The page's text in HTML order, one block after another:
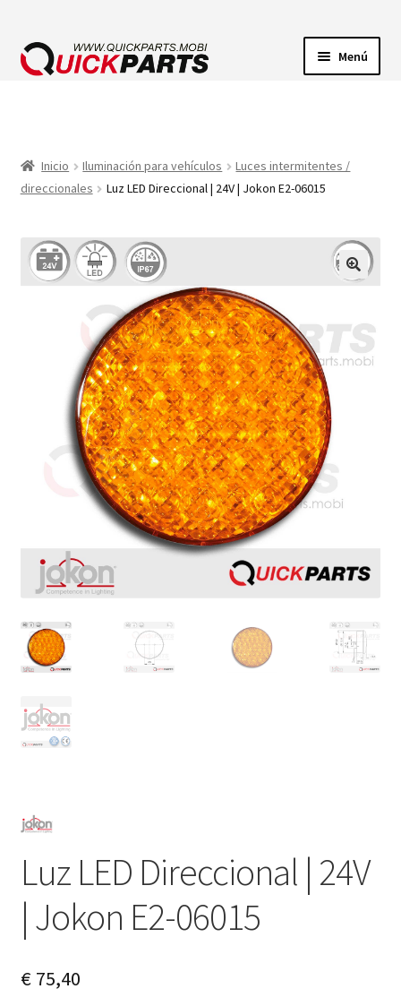
Menú
BOMBAS
CLAXONES
Inicio Iluminación para vehículos
Luces intermitentes /
direccionales
Luz LED Direccional | 24V | Jokon E2-06015
Luz LED Direccional | 24V
| Jokon E2-06015
€75,40